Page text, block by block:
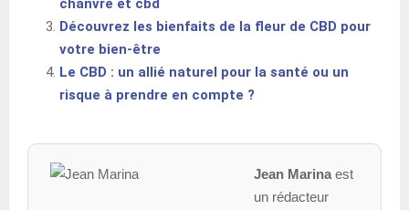
Découvrez les bienfaits de la fleur de CBD pour
votre bien-être
Le CBD : un allié naturel pour la santé ou un
risque à prendre en compte ?
Jean Marinaest
un rédacteur